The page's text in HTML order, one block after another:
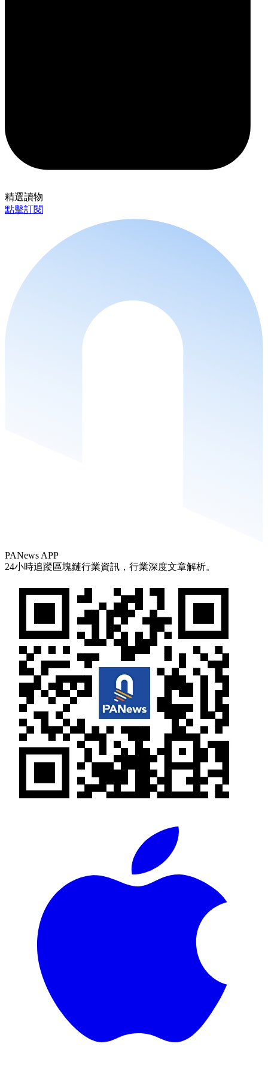
精選讀物
點擊訂閱
PANews APP
24小時追蹤區塊鏈行業資訊，行業深度文章解析。